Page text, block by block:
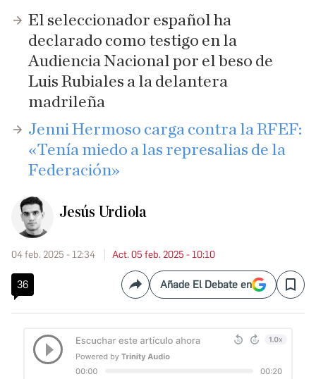
El seleccionador español ha
declarado como testigo en la
Audiencia Nacional por el beso de
Luis Rubiales a la delantera
madrileña
Jenni Hermoso carga contra la RFEF:
«Tenía miedo a las represalias de la
Federación»
Jesús Urdiola
04 feb. 2025 - 12:34 Act. 05 feb. 2025 - 10:10
36 CompartirAñade El Debate en Save